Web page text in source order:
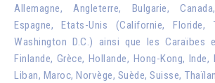
Allemagne, Angleterre, Bulgarie,
Espagne, Etats-Unis (Californie, Floride,
Washington D.C.) ainsi que les Caraïbes
Finlande, Grèce, Hollande, Hong-Kong,
Liban, Maroc, Norvège, Suède, Suisse,